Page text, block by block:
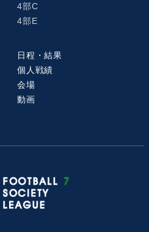
4部C
4部E
日程・結果
個人戦績
会場
動画